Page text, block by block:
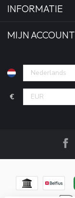
INFORMATIE
MIJN ACCOUNT
€